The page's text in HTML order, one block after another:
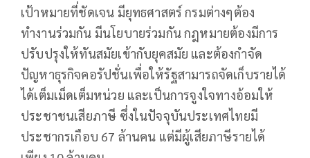
เป้าหมายที่ชัดเจน มียุทธศาสตร์ กรมต่างๆต้อง
ทำงานร่วมกัน มีนโยบายร่วมกัน กฎหมายต้องมีการ
ปรับปรุงให้ทันสมัยเข้ากับยุคสมัย และต้องกำจัด
ปัญหาธุรกิจคอรัปชั่นเพื่อให้รัฐสามารถจัดเก็บรายได้
ได้เต็มเม็ดเต็มหน่วย และเป็นการจูงใจทางอ้อมให้
ประชาชนเสียภาษี ซึ่งในปัจจุบันประเทศไทยมี
ประชากรเกือบ 67 ล้านคน แต่มีผู้เสียภาษีรายได้